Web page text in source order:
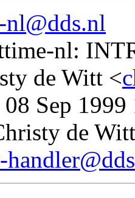
nl@dds.nl
nl:
de Witt <
08 Sep
de